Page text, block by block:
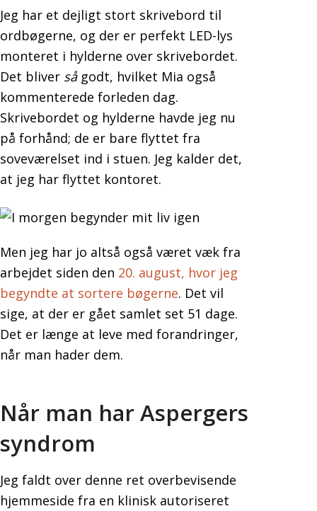
Jeg har et dejligt stort skrivebord til
ordbøgerne, og der er perfekt LED-lys
monteret i hylderne over skrivebordet.
Det bliver sågodt, hvilket Mia også
kommenterede forleden dag.
Skrivebordet og hylderne havde jeg nu
på forhånd; de er bare flyttet fra
soveværelset ind i stuen. Jeg kalder det,
at jeg har flyttet kontoret.
Men jeg har jo altså også været væk fra
arbejdet siden den 20. august, hvor jeg
begyndte at sortere bøgerne. Det vil
sige, at der er gået samlet set 51 dage.
Det er længe at leve med forandringer,
når man hader dem.
Når man har Aspergers
syndrom
Jeg faldt over denne ret overbevisende
hjemmeside fra en klinisk autoriseret